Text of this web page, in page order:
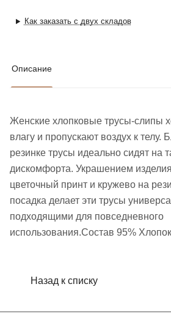
Как заказать с двух складов
Описание
Женские хлопковые трусы-слипы
влагу и пропускают воздух к телу.
резинке трусы идеально сидят на
дискомфорта. Украшением
цветочный принт и кружево на
посадка делает эти трусы
подходящими для повседневного
использования.Состав 95%
Назад к списку